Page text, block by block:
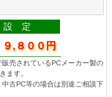
定
,８００円
売されているPCメーカー製の
ます。
古PC等の場合は別途ご相談下